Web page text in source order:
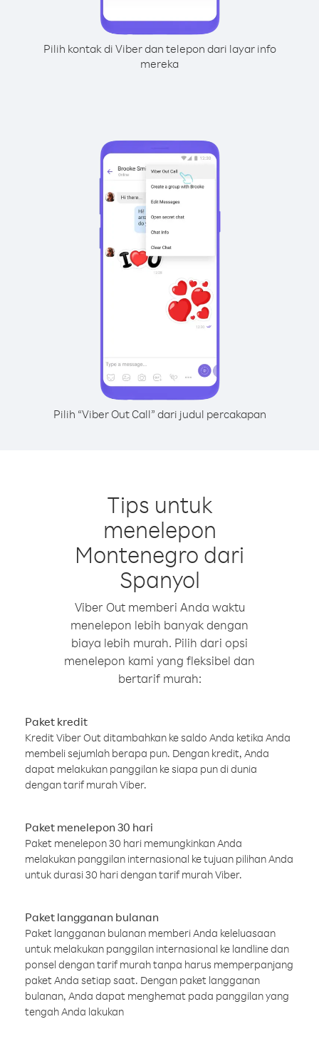
Pilih kontak di Viber dan telepon dari layar info
mereka
Pilih “Viber Out Call” dari judul percakapan
Tips untuk
menelepon
Montenegro dari
Spanyol
Viber Out memberi Anda waktu
menelepon lebih banyak dengan
biaya lebih murah. Pilih dari opsi
menelepon kami yang fleksibel dan
bertarif murah:
Paket kredit
Kredit Viber Out ditambahkan ke saldo Anda ketika Anda
membeli sejumlah berapa pun. Dengan kredit, Anda
dapat melakukan panggilan ke siapa pun di dunia
dengan tarif murah Viber.
Paket menelepon 30 hari
Paket menelepon 30 hari memungkinkan Anda
melakukan panggilan internasional ke tujuan pilihan Anda
untuk durasi 30 hari dengan tarif murah Viber.
Paket langganan bulanan
Paket langganan bulanan memberi Anda keleluasaan
untuk melakukan panggilan internasional ke landline dan
ponsel dengan tarif murah tanpa harus memperpanjang
paket Anda setiap saat. Dengan paket langganan
bulanan, Anda dapat menghemat pada panggilan yang
tengah Anda lakukan